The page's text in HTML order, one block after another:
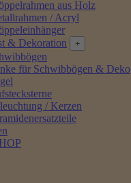
aus Holz
/ Acryl
& Dekoration
für Schwibbögen & Deko
/ Kerzen